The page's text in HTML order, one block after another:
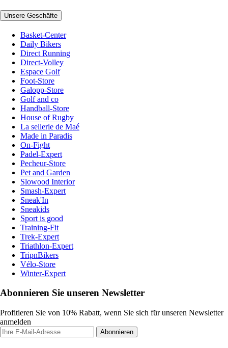
Unsere Geschäfte
Basket-Center
Daily Bikers
Direct Running
Direct-Volley
Espace Golf
Foot-Store
Galopp-Store
Golf and co
Handball-Store
House of Rugby
La sellerie de Maé
Made in Paradis
On-Fight
Padel-Expert
Pecheur-Store
Pet and Garden
Slowood Interior
Smash-Expert
Sneak'In
Sneakids
Sport is good
Training-Fit
Trek-Expert
Triathlon-Expert
TripnBikers
Vélo-Store
Winter-Expert
Abonnieren Sie unseren Newsletter
Profitieren Sie von 10% Rabatt, wenn Sie sich für unseren Newsletter
anmelden
Abonnieren